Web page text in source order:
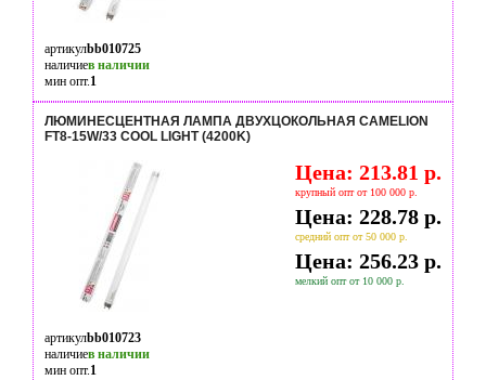
артикулbb010725
наличиев наличии
мин опт.1
ЛЮМИНЕСЦЕНТНАЯ ЛАМПА ДВУХЦОКОЛЬНАЯ CAMELION
FT8-15W/33 COOL LIGHT (4200K)
Цена: 213.81 р.
крупный опт от 100 000 р.
Цена: 228.78 р.
средний опт от 50 000 р.
Цена: 256.23 р.
мелкий опт от 10 000 р.
артикулbb010723
наличиев наличии
мин опт.1